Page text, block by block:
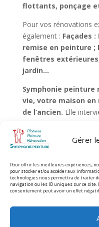
Gérer
Pour offrir les meilleures expériences,
pour stocker et/ou accéder aux
technologies nous permettra de traiter
navigation ou les ID uniques sur ce
consentement peut avoir un effet
flottants, ponçage
Pour vos rénovations
également : Façades
remise en peinture ;
fenêtres
jardin…
Symphonie peinture
vie, votre maison en
de l’ancien. Elle
L’entreprise de
municipalités.Tous
réalisés par
une garantie.